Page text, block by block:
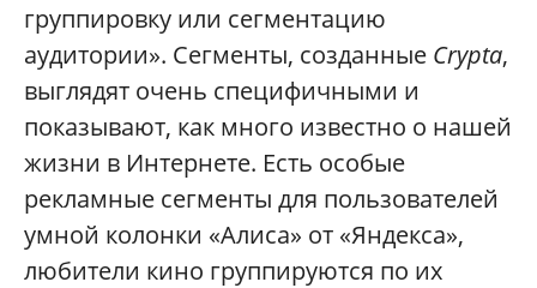
группировку или сегментацию
аудитории». Сегменты, созданные Crypta,
выглядят очень специфичными и
показывают, как много известно о нашей
жизни в Интернете. Есть особые
рекламные сегменты для пользователей
умной колонки «Алиса» от «Яндекса»,
любители кино группируются по их